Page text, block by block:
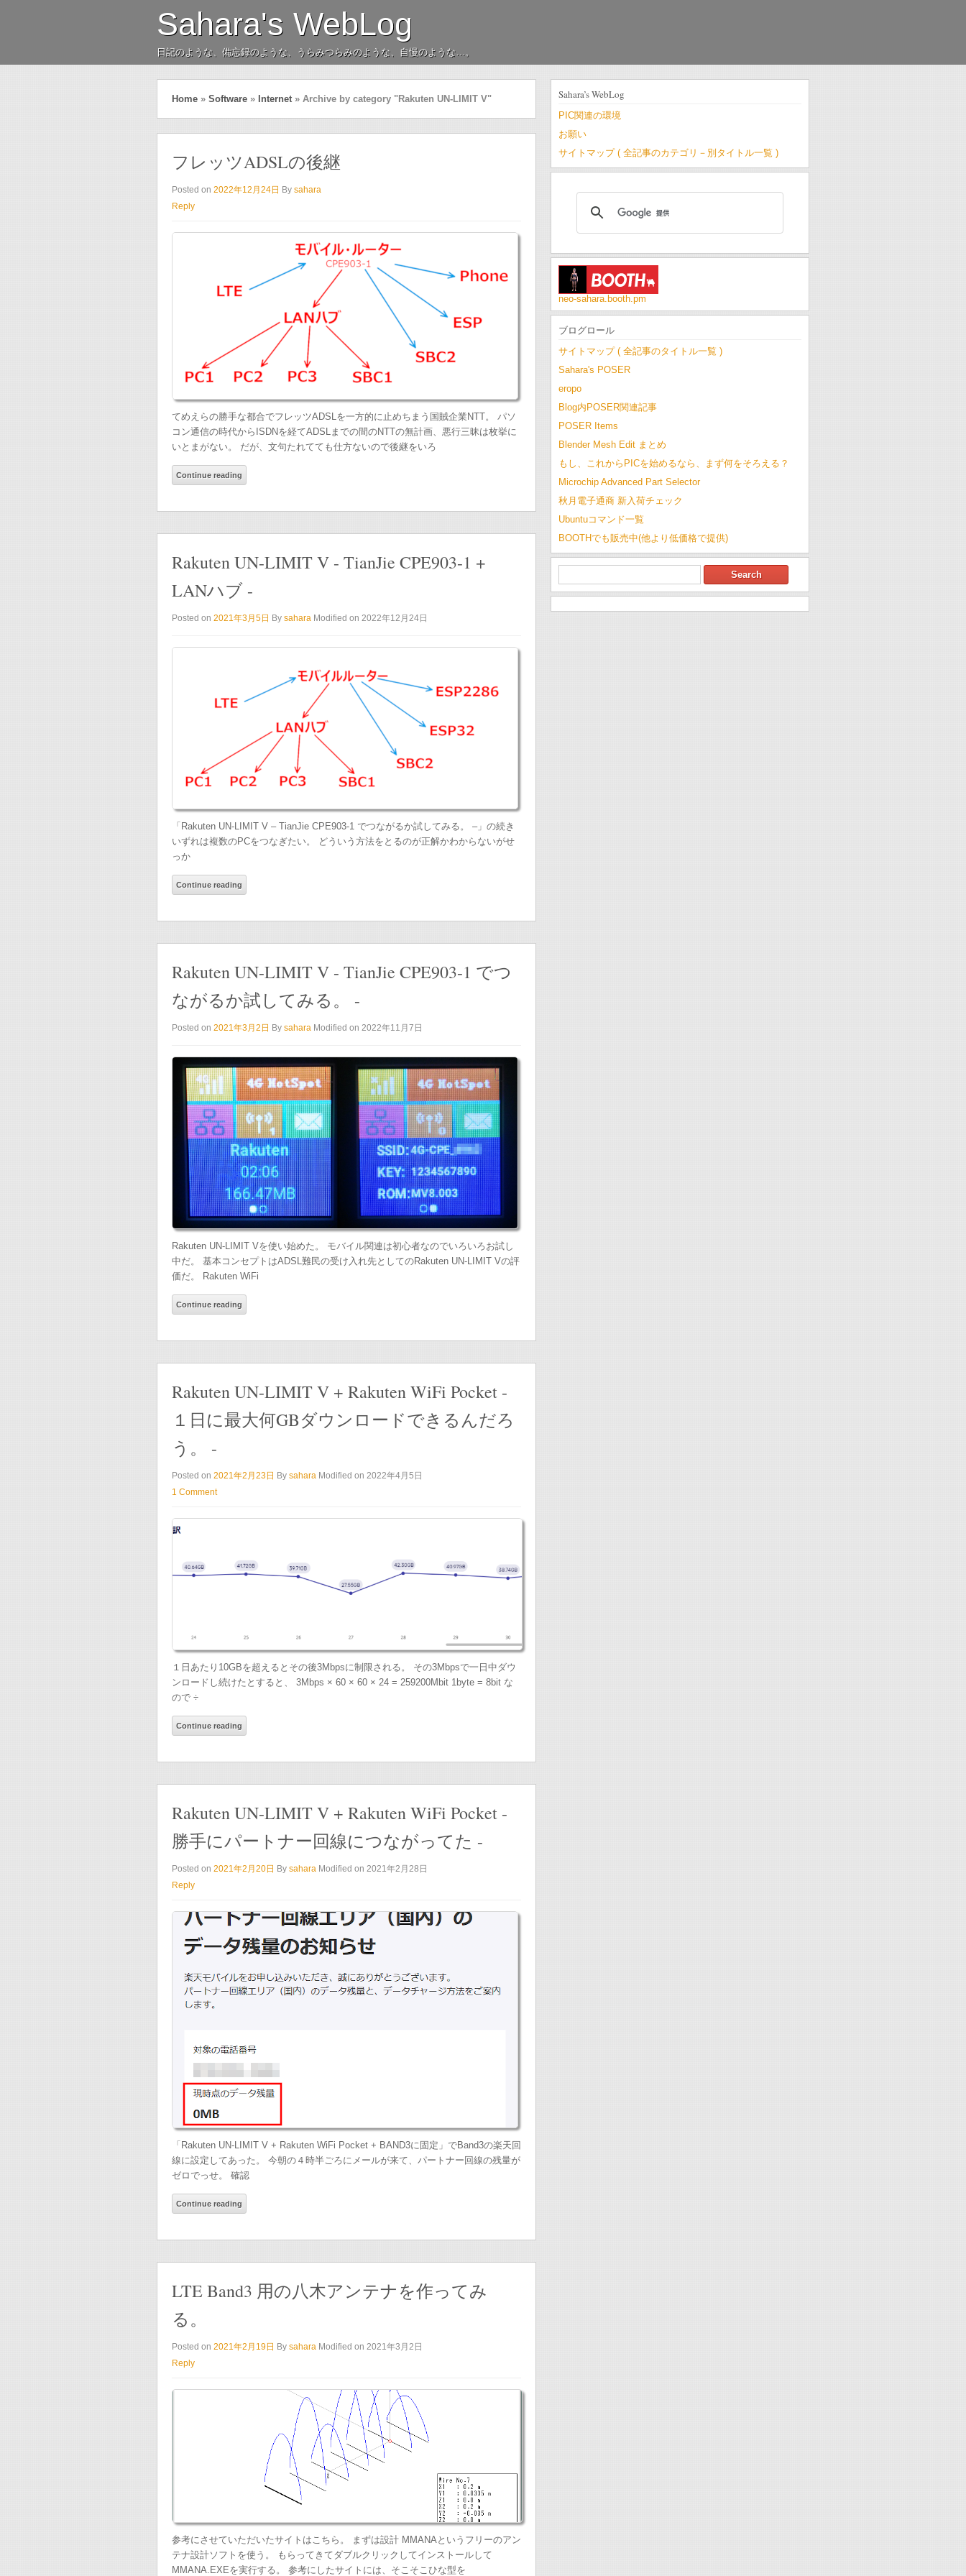
Sahara's WebLog
日記のような、備忘録のような、うらみつらみのような、自慢のような…。
Home » Software » Internet » Archive by category "Rakuten UN-LIMIT V"
フレッツADSLの後継
Posted on 2022年12月24日 By sahara
Reply
てめえらの勝手な都合でフレッツADSLを一方的に止めちまう国賊企業NTT。 パソ
コン通信の時代からISDNを経てADSLまでの間のNTTの無計画、悪行三昧は枚挙に
いとまがない。 だが、文句たれてても仕方ないので後継をいろ
Continue reading
Rakuten UN-LIMIT V - TianJie CPE903-1 +
LANハブ -
Posted on 2021年3月5日 By sahara Modified on 2022年12月24日
「Rakuten UN-LIMIT V – TianJie CPE903-1 でつながるか試してみる。 –」の続き
いずれは複数のPCをつなぎたい。 どういう方法をとるのが正解かわからないがせ
っか
Continue reading
Rakuten UN-LIMIT V - TianJie CPE903-1 でつ
ながるか試してみる。 -
Posted on 2021年3月2日 By sahara Modified on 2022年11月7日
Rakuten UN-LIMIT Vを使い始めた。 モバイル関連は初心者なのでいろいろお試し
中だ。 基本コンセプトはADSL難民の受け入れ先としてのRakuten UN-LIMIT Vの評
価だ。 Rakuten WiFi
Continue reading
Rakuten UN-LIMIT V + Rakuten WiFi Pocket -
１日に最大何GBダウンロードできるんだろ
う。 -
Posted on 2021年2月23日 By sahara Modified on 2022年4月5日
1 Comment
１日あたり10GBを超えるとその後3Mbpsに制限される。 その3Mbpsで一日中ダウ
ンロードし続けたとすると、 3Mbps × 60 × 60 × 24 = 259200Mbit 1byte = 8bit な
ので ÷
Continue reading
Rakuten UN-LIMIT V + Rakuten WiFi Pocket -
勝手にパートナー回線につながってた -
Posted on 2021年2月20日 By sahara Modified on 2021年2月28日
Reply
「Rakuten UN-LIMIT V + Rakuten WiFi Pocket + BAND3に固定」でBand3の楽天回
線に設定してあった。 今朝の４時半ごろにメールが来て、パートナー回線の残量が
ゼロでっせ。 確認
Continue reading
LTE Band3 用の八木アンテナを作ってみ
る。
Posted on 2021年2月19日 By sahara Modified on 2021年3月2日
Reply
参考にさせていただいたサイトはこちら。 まずは設計 MMANAというフリーのアン
テナ設計ソフトを使う。 もらってきてダブルクリックしてインストールして
MMANA.EXEを実行する。 参考にしたサイトには、そこそこひな型を
Sahara’s WebLog
PIC関連の環境
お願い
サイトマップ ( 全記事のカテゴリ－別タイトル一覧 )
neo-sahara.booth.pm
ブログロール
サイトマップ ( 全記事のタイトル一覧 )
Sahara's POSER
eropo
Blog内POSER関連記事
POSER Items
Blender Mesh Edit まとめ
もし、これからPICを始めるなら、まず何をそろえる？
Microchip Advanced Part Selector
秋月電子通商 新入荷チェック
Ubuntuコマンド一覧
BOOTHでも販売中(他より低価格で提供)